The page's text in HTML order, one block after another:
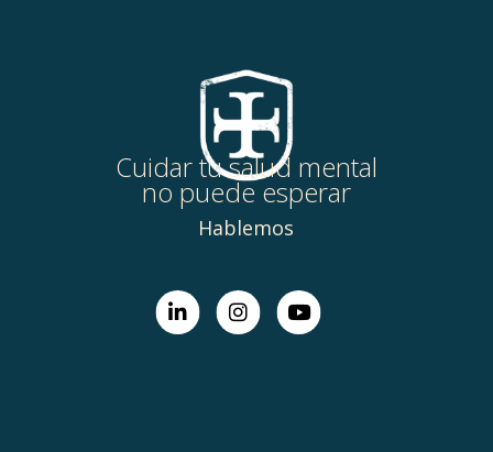
Cuidar tu salud mental
no puede esperar
Hablemos